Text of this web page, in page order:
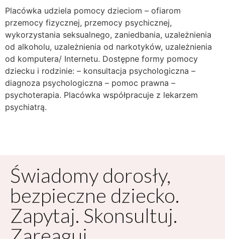
Placówka udziela pomocy dzieciom – ofiarom
przemocy fizycznej, przemocy psychicznej,
wykorzystania seksualnego, zaniedbania, uzależnienia
od alkoholu, uzależnienia od narkotyków, uzależnienia
od komputera/ Internetu. Dostępne formy pomocy
dziecku i rodzinie: – konsultacja psychologiczna –
diagnoza psychologiczna – pomoc prawna –
psychoterapia. Placówka współpracuje z lekarzem
psychiatrą.
Świadomy dorosły,
bezpieczne dziecko.
Zapytaj. Skonsultuj.